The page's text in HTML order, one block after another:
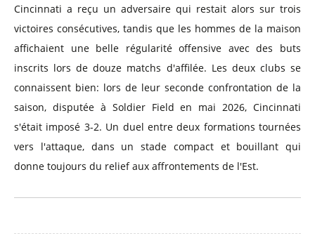
Cincinnati a reçu un adversaire qui restait alors sur trois
victoires consécutives, tandis que les hommes de la maison
affichaient une belle régularité offensive avec des buts
inscrits lors de douze matchs d'affilée. Les deux clubs se
connaissent bien: lors de leur seconde confrontation de la
saison, disputée à Soldier Field en mai 2026, Cincinnati
s'était imposé 3-2. Un duel entre deux formations tournées
vers l'attaque, dans un stade compact et bouillant qui
donne toujours du relief aux affrontements de l'Est.